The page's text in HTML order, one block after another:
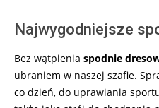
Najwygodniejsze
Bez wątpienia spodnie
ubraniem w naszej szafie.
co dzień, do uprawiania